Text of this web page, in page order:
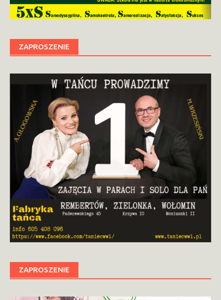
ZAPROSZENIE
ZAPROSZENIE